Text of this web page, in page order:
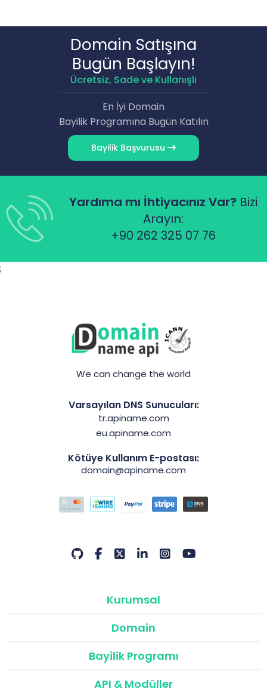
Domain Satışına
Bugün Başlayın!
Ücretsiz, Sade ve Kullanışlı
En İyi Domain
Bayilik Programına Bugün Katılın
Bayilik Başvurusu
Yardıma mı İhtiyacınız Var? Bizi
Arayın:
+90 262 325 07 76
;
We can change the world
Varsayılan DNS Sunucuları:
tr.apiname.com
eu.apiname.com
Kötüye Kullanım E-postası:
domain@apiname.com
Kurumsal
Domain
Bayilik Programı
API & Modüller